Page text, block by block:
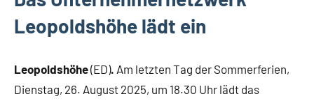
Leopoldshöhe lädt ein
Leopoldshöhe(ED). Am letzten Tag der Sommerferien,
Dienstag, 26. August 2025, um 18.30 Uhr lädt das